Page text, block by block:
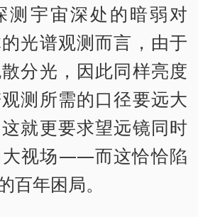
测宇宙深处的暗弱对
光谱观测而言，由于
分光，因此同样亮度
测所需的口径要远大
就更要求望远镜同时
大视场——而这恰恰陷
百年困局。